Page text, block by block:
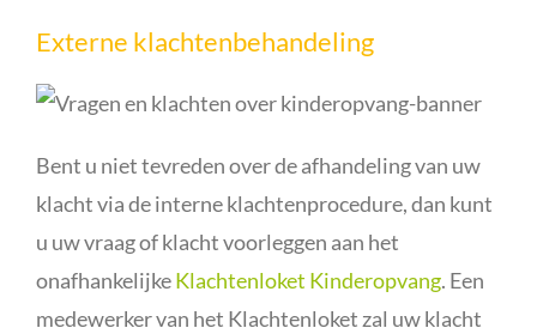
Externe klachtenbehandeling
Bent u niet tevreden over de afhandeling van uw
klacht via de interne klachtenprocedure, dan kunt
u uw vraag of klacht voorleggen aan het
onafhankelijkeKlachtenloket Kinderopvang. Een
medewerker van het Klachtenloket zal uw klacht